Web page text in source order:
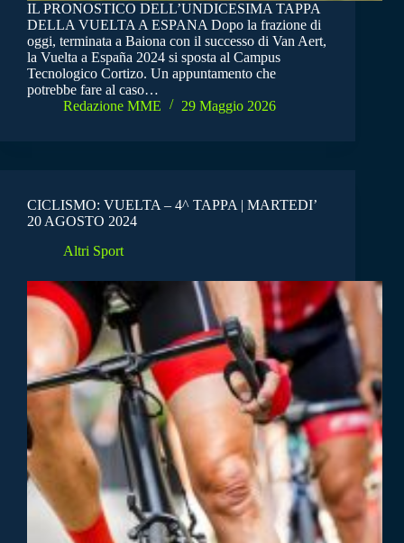
IL PRONOSTICO DELL’UNDICESIMA TAPPA
DELLA VUELTA A ESPANA Dopo la frazione di
oggi, terminata a Baiona con il successo di Van Aert,
la Vuelta a España 2024 si sposta al Campus
Tecnologico Cortizo. Un appuntamento che
potrebbe fare al caso…
Redazione MME
29 Maggio 2026
CICLISMO: VUELTA – 4^ TAPPA | MARTEDI’
20 AGOSTO 2024
Altri Sport